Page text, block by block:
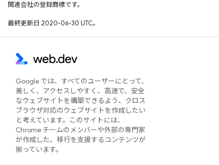
関連会社の登録商標です。
最終更新日 2020-06-30 UTC。
Google では、すべてのユーザーにとって、
美しく、アクセスしやすく、高速で、安全
なウェブサイトを構築できるよう、クロス
ブラウザ対応のウェブサイトを作成したい
と考えています。このサイトには、
Chrome チームのメンバーや外部の専門家
が作成した、移行を支援するコンテンツが
揃っています。